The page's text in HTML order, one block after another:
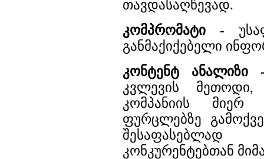
თავდასაღწევად.
კომპრომატი -
განმაქიქებელი
კონტენტ ანალიზი
კვლევის
კომპანიის მიერ
ფურცლებზე
კონკურენტებთან